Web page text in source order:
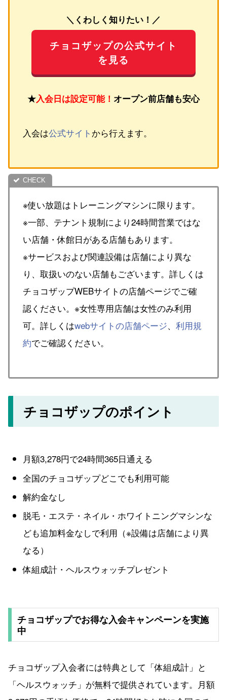
＼くわしく知りたい！／
チョコザップの公式サイト
を見る
★入会日は設定可能！ オープン前店舗も安心
入会は公式サイト から行えます。
※使い放題はトレーニングマシンに限ります。
※一部、テナント規制により24時間営業ではな
い店舗・休館日がある店舗もあります。
※サービスおよび関連設備は店舗により異な
り、取扱いのない店舗もございます。詳しくは
チョコザップWEBサイトの店舗ページでご確
認ください。※女性専用店舗は女性のみ利用
可。詳しくはwebサイトの店舗ページ、 利用規
約でご確認ください。
チョコザップのポイント
月額3,278円で24時間365日通える
全国のチョコザップどこでも利用可能
解約金なし
脱毛・エステ・ネイル・ホワイトニングマシンな
ども追加料金なしで利用（※設備は店舗により異
なる）
体組成計・ヘルスウォッチプレゼント
チョコザップでお得な入会キャンペーンを実施
中
チョコザップ入会者には特典として「体組成計」と
「ヘルスウォッチ」が無料で提供されています。月額